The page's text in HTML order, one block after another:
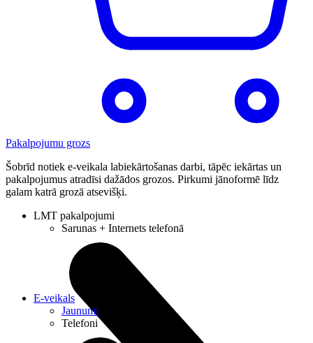
Pakalpojumu grozs
Šobrīd notiek e-veikala labiekārtošanas darbi, tāpēc iekārtas un
pakalpojumus atradīsi dažādos grozos. Pirkumi jānoformē līdz
galam katrā grozā atsevišķi.
LMT pakalpojumi
Sarunas + Internets telefonā
E-veikals
Jaunumi
Telefoni